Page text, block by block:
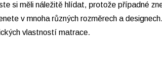
si měli náležitě hlídat, protože případné
v mnoha různých rozměrech a
vlastností matrace.